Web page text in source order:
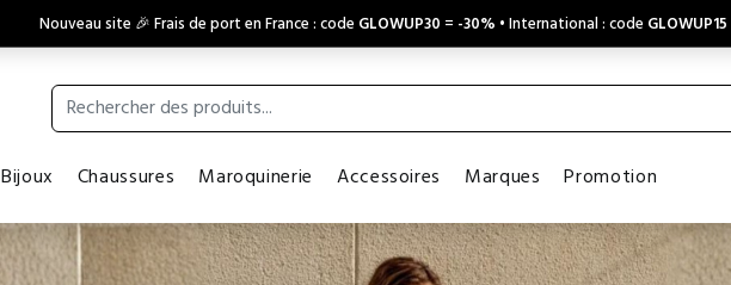
Nouveau site 🎉 Frais de port en France : code GLOWUP30 = -30% • International : code GLOWUP15
Bijoux Chaussures Maroquinerie Accessoires Marques Promotion